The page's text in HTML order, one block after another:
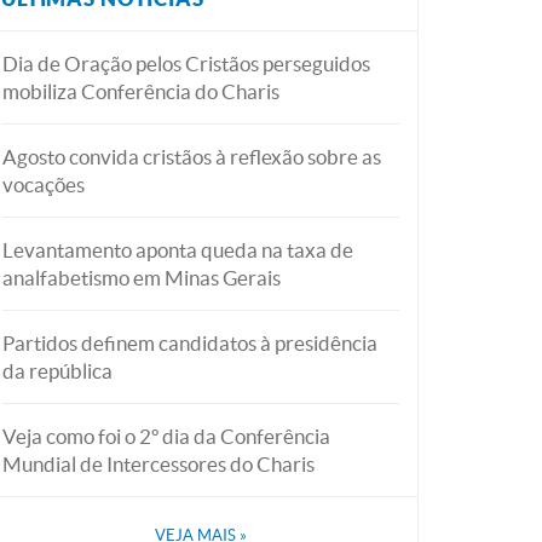
Dia de Oração pelos Cristãos perseguidos
mobiliza Conferência do Charis
Agosto convida cristãos à reflexão sobre as
vocações
Levantamento aponta queda na taxa de
analfabetismo em Minas Gerais
Partidos definem candidatos à presidência
da república
Veja como foi o 2º dia da Conferência
Mundial de Intercessores do Charis
VEJA MAIS »